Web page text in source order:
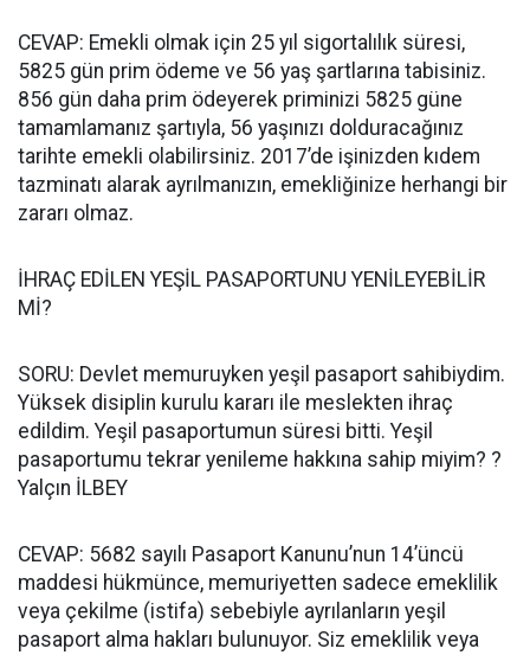
CEVAP: Emekli olmak için 25 yıl sigortalılık süresi,
5825 gün prim ödeme ve 56 yaş şartlarına tabisiniz.
856 gün daha prim ödeyerek priminizi 5825 güne
tamamlamanız şartıyla, 56 yaşınızı dolduracağınız
tarihte emekli olabilirsiniz. 2017’de işinizden kıdem
tazminatı alarak ayrılmanızın, emekliğinize herhangi bir
zararı olmaz.
İHRAÇ EDİLEN YEŞİL PASAPORTUNU YENİLEYEBİLİR
Mİ?
SORU: Devlet memuruyken yeşil pasaport sahibiydim.
Yüksek disiplin kurulu kararı ile meslekten ihraç
edildim. Yeşil pasaportumun süresi bitti. Yeşil
pasaportumu tekrar yenileme hakkına sahip miyim? ?
Yalçın İLBEY
CEVAP: 5682 sayılı Pasaport Kanunu’nun 14’üncü
maddesi hükmünce, memuriyetten sadece emeklilik
veya çekilme (istifa) sebebiyle ayrılanların yeşil
pasaport alma hakları bulunuyor. Siz emeklilik veya